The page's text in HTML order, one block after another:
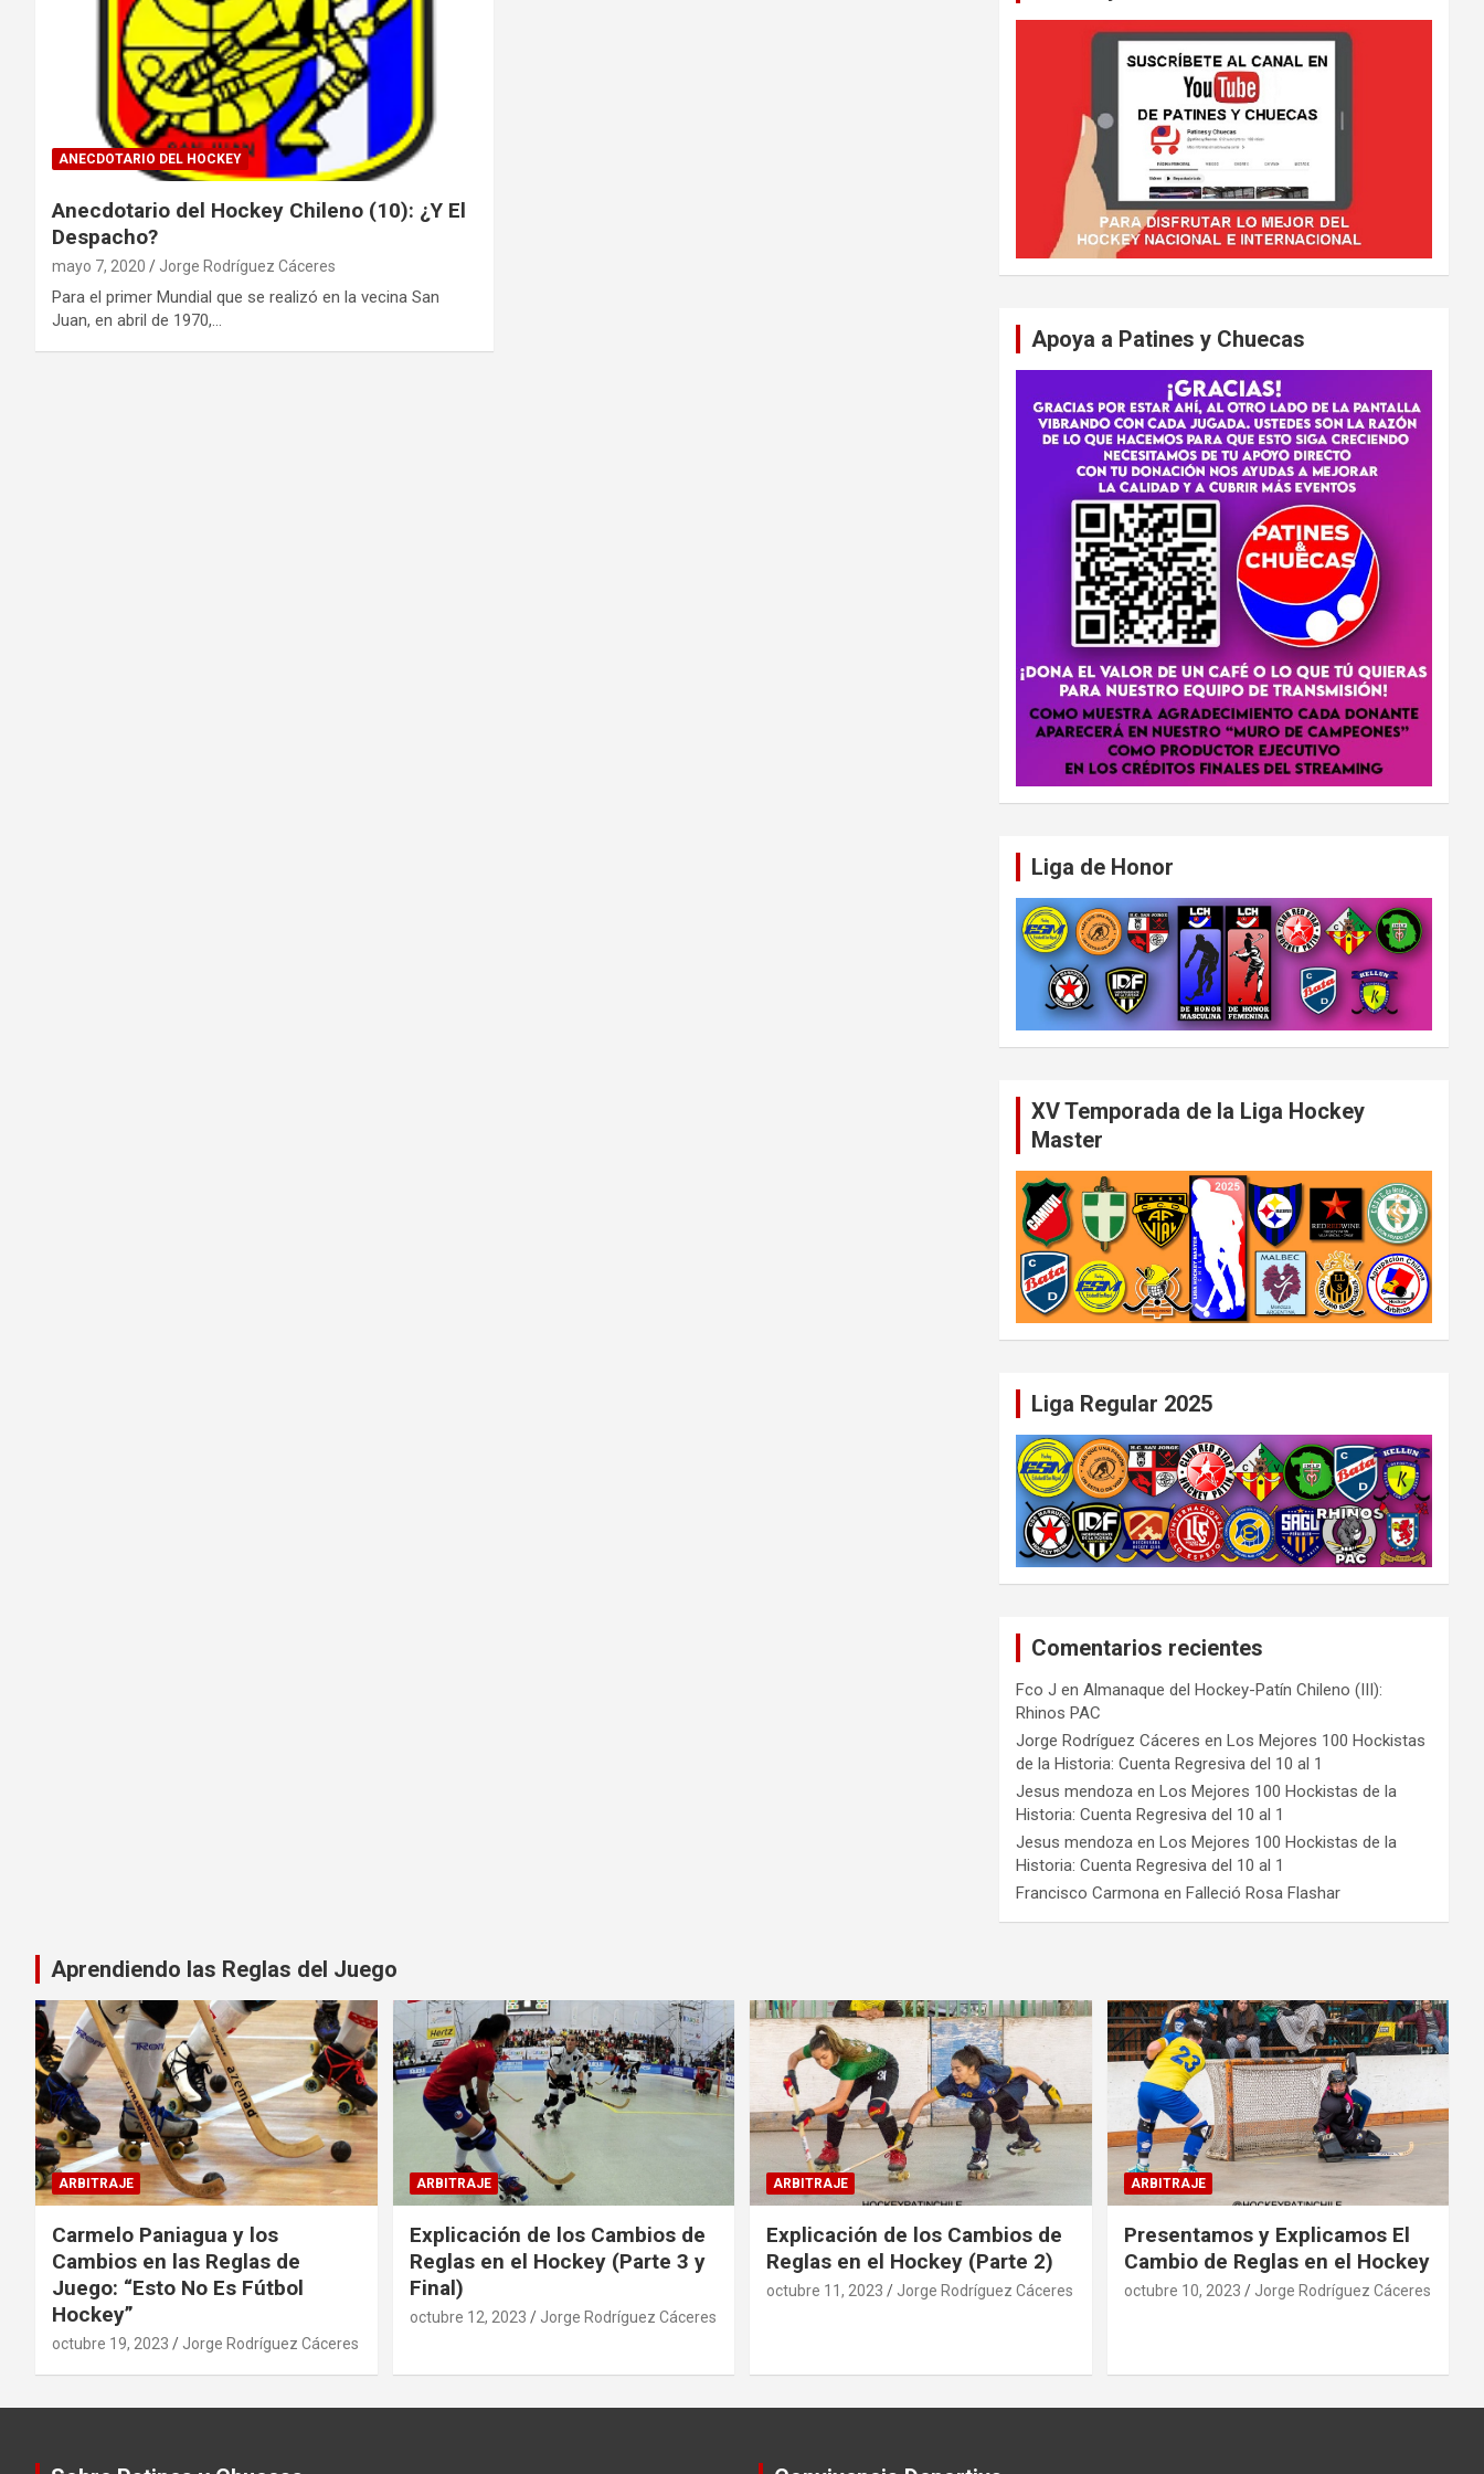
ANECDOTARIO DEL HOCKEY
Anecdotario del Hockey Chileno (10): ¿Y El
Despacho?
mayo 7, 2020 Jorge Rodríguez Cáceres
Para el primer Mundial que se realizó en la vecina San
Juan, en abril de 1970,…
Apoya a Patines y Chuecas
Liga de Honor
XV Temporada de la Liga Hockey
Master
Liga Regular 2025
Comentarios recientes
Fco J enAlmanaque del Hockey-Patín Chileno (III):
Rhinos PAC
Jorge Rodríguez Cáceres enLos Mejores 100 Hockistas
de la Historia: Cuenta Regresiva del 10 al 1
Jesus mendoza enLos Mejores 100 Hockistas de la
Historia: Cuenta Regresiva del 10 al 1
Jesus mendoza enLos Mejores 100 Hockistas de la
Historia: Cuenta Regresiva del 10 al 1
Francisco Carmona enFalleció Rosa Flashar
Aprendiendo las Reglas del Juego
ARBITRAJE
Carmelo Paniagua y los
Cambios en las Reglas de
Juego: “Esto No Es Fútbol
Hockey”
octubre 19, 2023 Jorge Rodríguez Cáceres
ARBITRAJE
Explicación de los Cambios de
Reglas en el Hockey (Parte 3 y
Final)
octubre 12, 2023 Jorge Rodríguez Cáceres
ARBITRAJE
Explicación de los Cambios de
Reglas en el Hockey (Parte 2)
octubre 11, 2023 Jorge Rodríguez Cáceres
ARBITRAJE
Presentamos y Explicamos El
Cambio de Reglas en el Hockey
octubre 10, 2023 Jorge Rodríguez Cáceres